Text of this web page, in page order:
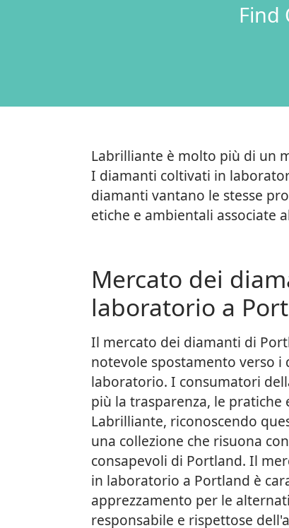
Find
Labrilliante è molto più di un
I diamanti coltivati in
diamanti vantano le stesse
etiche e ambientali associate
Mercato dei
laboratorio a
Il mercato dei diamanti di
notevole spostamento verso
laboratorio. I consumatori
più la trasparenza, le pratiche
Labrilliante, riconoscendo
una collezione che risuona
consapevoli di Portland. Il
in laboratorio a Portland è
apprezzamento per le
responsabile e rispettose